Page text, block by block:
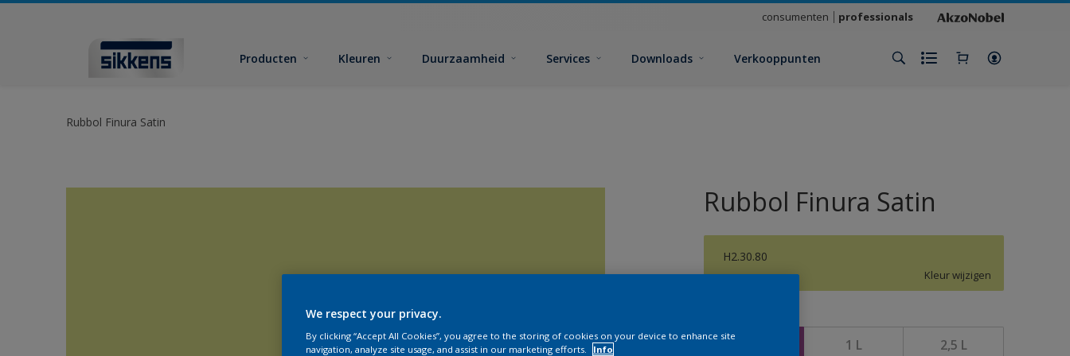
consumenten professionals
Producten Kleuren Duurzaamheid Services Downloads Verkooppunten
Rubbol Finura Satin
Rubbol Finura Satin
H2.30.80
Kleur wijzigen
500 ML 1 L 2,5 L
We respect your privacy.
By clicking “Accept All Cookies”, you agree to the storing of cookies on your device to enhance site
navigation, analyze site usage, and assist in our marketing efforts.
Info